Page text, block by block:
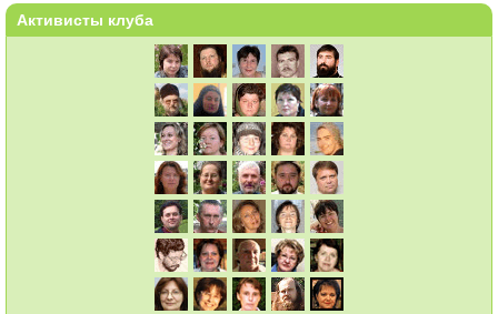
Активисты клуба